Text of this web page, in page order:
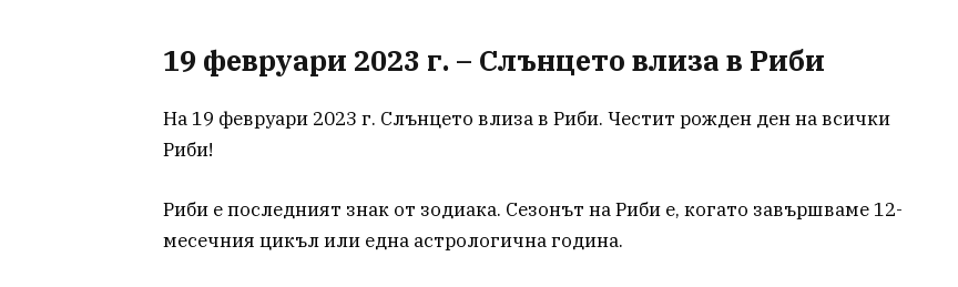
19 февруари 2023 г. – Слънцето влиза в Риби
На 19 февруари 2023 г. Слънцето влиза в Риби. Честит рожден ден на всички
Риби!
Риби е последният знак от зодиака. Сезонът на Риби е, когато завършваме 12-
месечния цикъл или една астрологична година.